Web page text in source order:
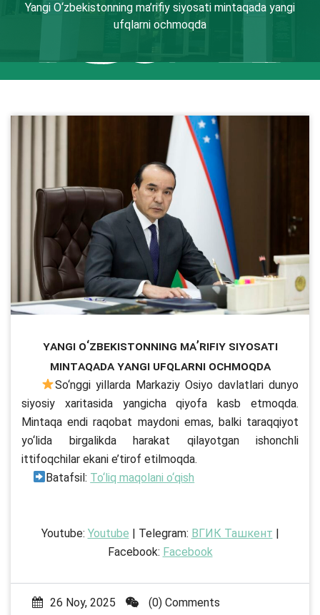
Yangi O‘zbekistonning ma’rifiy siyosati mintaqada yangi
ufqlarni ochmoqda
Yangi O‘zbekistonning ma’rifiy siyosati
mintaqada yangi ufqlarni ochmoqda
So‘nggi yillarda Markaziy Osiyo davlatlari dunyo
siyosiy xaritasida yangicha qiyofa kasb etmoqda.
Mintaqa endi raqobat maydoni emas, balki taraqqiyot
yo‘lida birgalikda harakat qilayotgan ishonchli
ittifoqchilar ekani e’tirof etilmoqda.
Batafsil: To‘liq maqolani o‘qish
Youtube: Youtube | Telegram: ВГИК Ташкент |
Facebook: Facebook
26 Noy, 2025
(0) Comments